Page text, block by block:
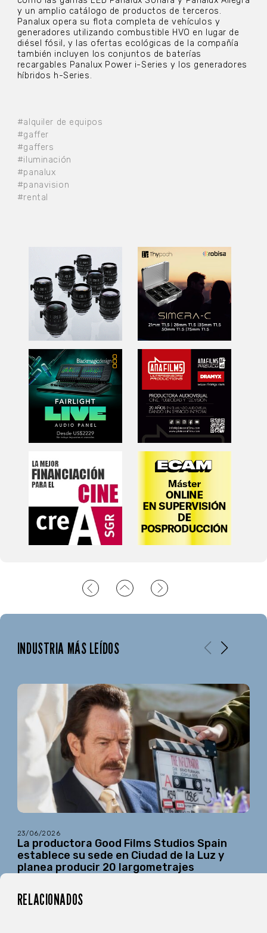
#alquiler de equipos
#gaffer
#gaffers
#iluminación
#panalux
#panavision
#rental
y un amplio catálogo de productos de terceros.
Panalux opera su flota completa de vehículos y
generadores utilizando combustible HVO en lugar de
diésel fósil, y las ofertas ecológicas de la compañía
también incluyen los conjuntos de baterías
recargables Panalux Power i-Series y los generadores
híbridos h-Series.
INDUSTRIA MÁS LEÍDOS
23/06/2026
La productora Good Films Studios Spain
establece su sede en Ciudad de la Luz y
planea producir 20 largometrajes
RELACIONADOS